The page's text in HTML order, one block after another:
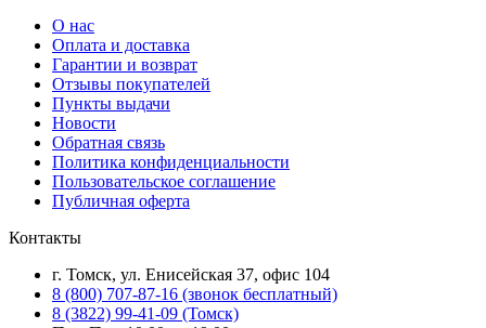
О нас
Оплата и доставка
Гарантии и возврат
Отзывы покупателей
Пункты выдачи
Новости
Обратная связь
Политика конфиденциальности
Пользовательское соглашение
Публичная оферта
Контакты
г. Томск, ул. Енисейская 37, офис 104
8 (800) 707-87-16 (звонок бесплатный)
8 (3822) 99-41-09 (Томск)